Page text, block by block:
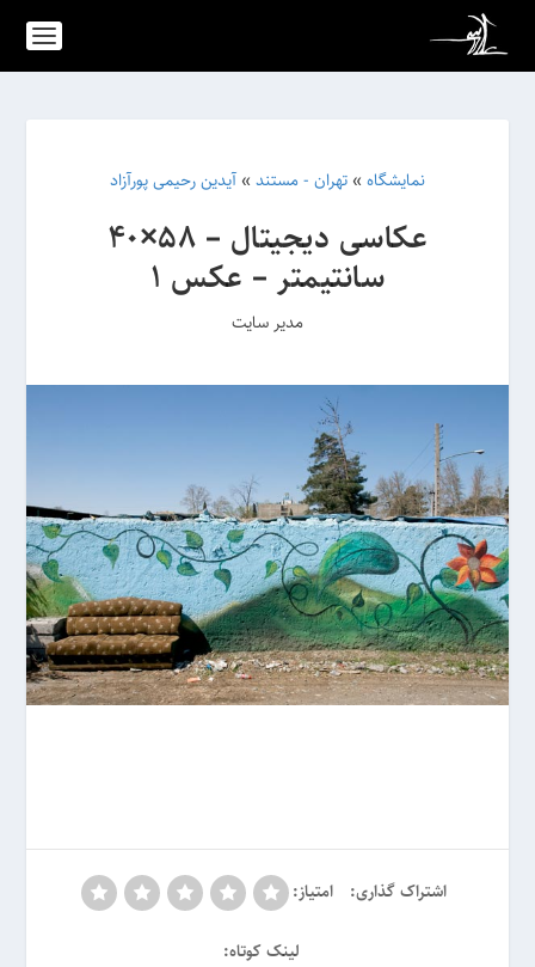
نمایشگاه » تهران - مستند » آیدین رحیمی پورآزاد
عکاسی دیجیتال – 58×40
سانتیمتر – عکس 1
مدیر سایت
اشتراک گذاری: امتیاز:
لینک کوتاه: